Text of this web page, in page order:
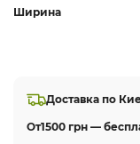
Ширина
Доставка по
От1500 грн —